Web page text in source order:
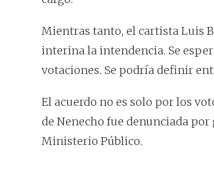
Mientras tanto, el cartista Luis
interina la intendencia. Se
votaciones. Se podría definir
El acuerdo no es solo por los
de Nenecho fue denunciada
Ministerio Público.